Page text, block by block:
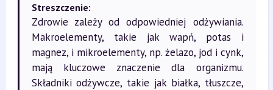
Streszczenie:
Zdrowie zależy od odpowiedniej odżywiania.
Makroelementy, takie jak wapń, potas i
magnez, i mikroelementy, np. żelazo, jod i cynk,
mają kluczowe znaczenie dla organizmu.
Składniki odżywcze, takie jak białka, tłuszcze,